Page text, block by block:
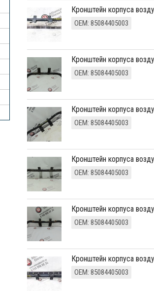
кронштейн корпуса
ОЕМ: 85084405003
кронштейн корпуса
ОЕМ: 85084405003
кронштейн корпуса
ОЕМ: 85084405003
кронштейн корпуса
ОЕМ: 85084405003
кронштейн корпуса
ОЕМ: 85084405003
кронштейн корпуса
ОЕМ: 85084405003